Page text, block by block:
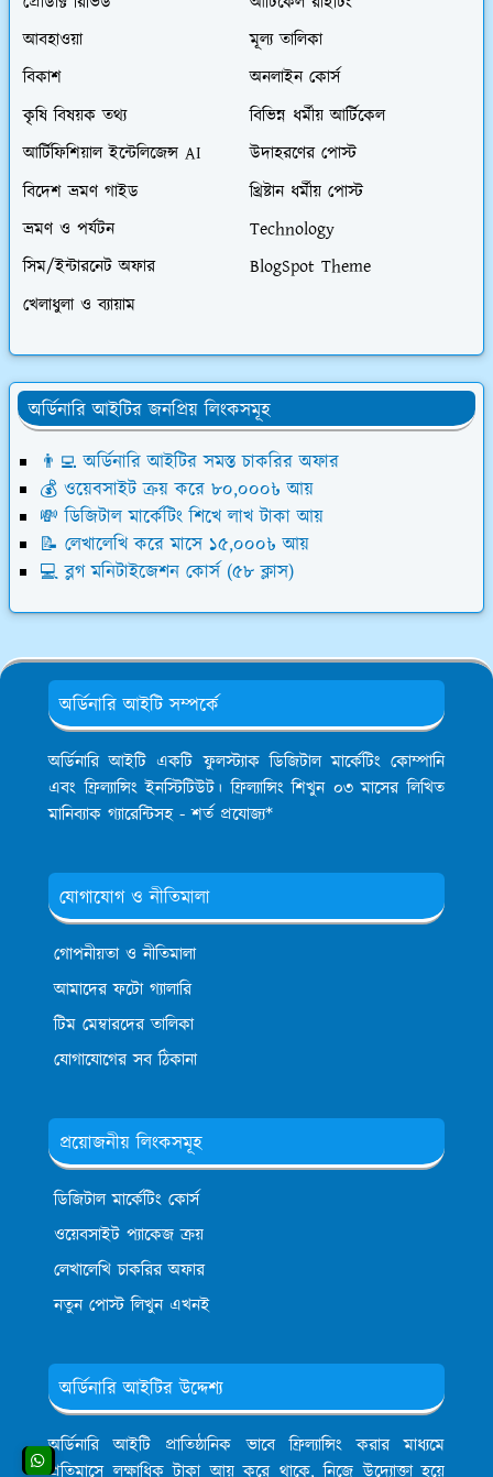
আবহাওয়া
মূল্য তালিকা
বিকাশ
অনলাইন কোর্স
কৃষি বিষয়ক তথ্য
বিভিন্ন ধর্মীয় আর্টিকেল
আর্টিফিশিয়াল ইন্টেলিজেন্স AI
উদাহরণের পোস্ট
বিদেশ ভ্রমণ গাইড
খ্রিষ্টান ধর্মীয় পোস্ট
ভ্রমণ ও পর্যটন
Technology
সিম/ইন্টারনেট অফার
BlogSpot Theme
খেলাধুলা ও ব্যায়াম
অর্ডিনারি আইটির জনপ্রিয় লিংকসমূহ
👨‍💻 অর্ডিনারি আইটির সমস্ত চাকরির অফার
💰 ওয়েবসাইট ক্রয় করে ৮০,০০০৳ আয়
💸 ডিজিটাল মার্কেটিং শিখে লাখ টাকা আয়
📝 লেখালেখি করে মাসে ১৫,০০০৳ আয়
💻 ব্লগ মনিটাইজেশন কোর্স (৫৮ ক্লাস)
অর্ডিনারি আইটি সম্পর্কে
অর্ডিনারি আইটি একটি ফুলস্ট্যাক ডিজিটাল মার্কেটিং কোম্পানি
এবং ফ্রিল্যান্সিং ইনস্টিটিউট। ফ্রিল্যান্সিং শিখুন ০৩ মাসের লিখিত
মানিব্যাক গ্যারেন্টিসহ - শর্ত প্রযোজ্য*
যোগাযোগ ও নীতিমালা
গোপনীয়তা ও নীতিমালা
আমাদের ফটো গ্যালারি
টিম মেম্বারদের তালিকা
যোগাযোগের সব ঠিকানা
প্রয়োজনীয় লিংকসমূহ
ডিজিটাল মার্কেটিং কোর্স
ওয়েবসাইট প্যাকেজ ক্রয়
লেখালেখি চাকরির অফার
নতুন পোস্ট লিখুন এখনই
অর্ডিনারি আইটির উদ্দেশ্য
অর্ডিনারি আইটি প্রাতিষ্ঠানিক ভাবে ফ্রিল্যান্সিং করার মাধ্যমে